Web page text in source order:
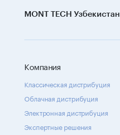
MONT TECH Узбекистан
Компания
Классическая дистрибуция
Облачная дистрибуция
Электронная дистрибуция
Экспертные решения